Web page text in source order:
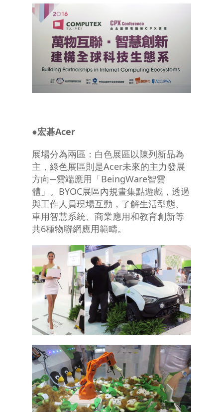
●宏碁Acer
展場分為兩區：白色展區以陳列新品為
主，綠色展區則是Acer未來的主力發展
方向─雲端應用「BeingWare智雲
體」。BYOC展區內規畫集點遊戲，透過
與工作人員現場互動，了解生活型態、
車用智慧系統、商業應用和教育創新等
共6種物聯網應用範疇。